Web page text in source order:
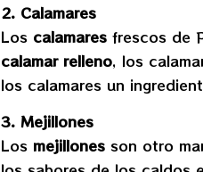
2. Calamares
Los calamares frescos de
calamar relleno, los
los calamares un
3. Mejillones
Los mejillones son otro